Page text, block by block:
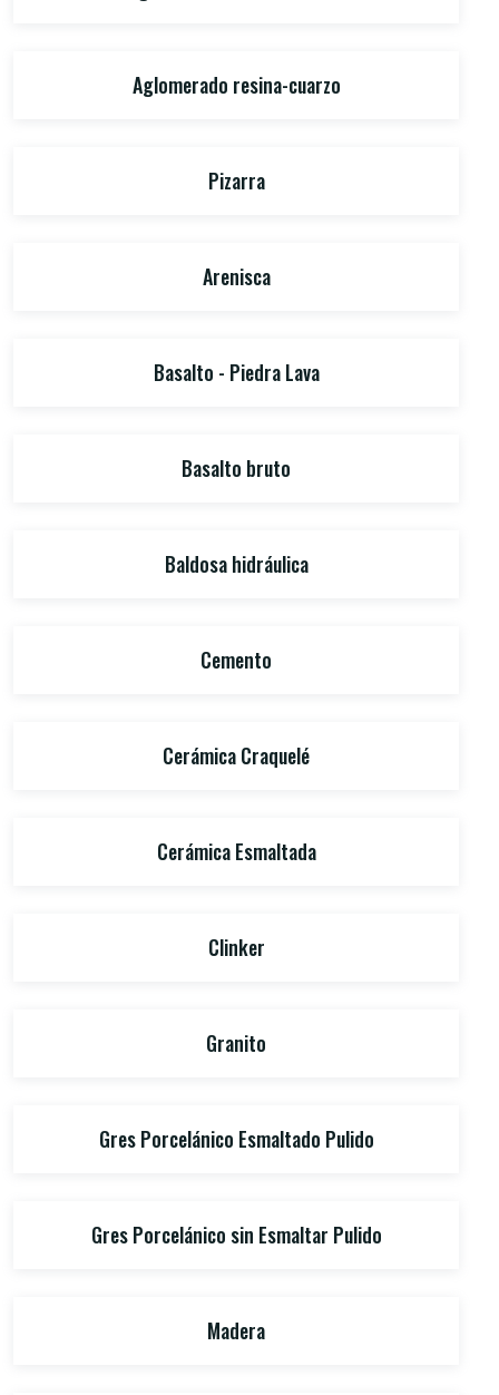
Aglomerado resina-cuarzo
Pizarra
Arenisca
Basalto - Piedra Lava
Basalto bruto
Baldosa hidráulica
Cemento
Cerámica Craquelé
Cerámica Esmaltada
Clinker
Granito
Gres Porcelánico Esmaltado Pulido
Gres Porcelánico sin Esmaltar Pulido
Madera